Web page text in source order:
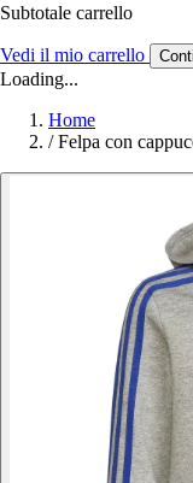
Subtotale carrello
Vedi il mio carrello
Loading...
Home
/ Felpa con